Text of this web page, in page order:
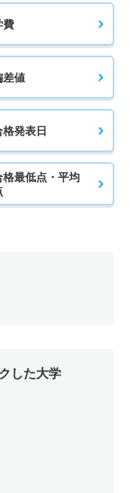
費
差値
格発表日
格最低点・平均
した大学